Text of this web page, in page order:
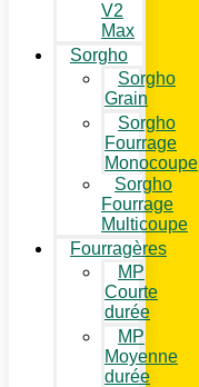
V2
Max
Sorgho
Sorgho
Grain
Sorgho
Fourrage
Monocoupe
Sorgho
Fourrage
Multicoupe
Fourragères
MP
Courte
durée
MP
Moyenne
durée